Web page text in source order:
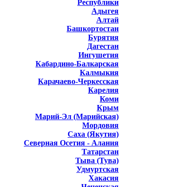
Республики
Адыгея
Алтай
Башкортостан
Бурятия
Дагестан
Ингушетия
Кабардино-Балкарская
Калмыкия
Карачаево-Черкесская
Карелия
Коми
Крым
Марий-Эл (Марийская)
Мордовия
Саха (Якутия)
Северная Осетия - Алания
Татарстан
Тыва (Тува)
Удмуртская
Хакасия